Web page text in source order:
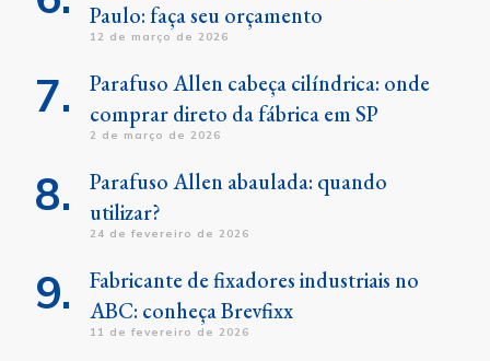
Paulo: faça seu orçamento
12 de março de 2026
Parafuso Allen cabeça cilíndrica: onde
comprar direto da fábrica em SP
2 de março de 2026
Parafuso Allen abaulada: quando
utilizar?
24 de fevereiro de 2026
Fabricante de fixadores industriais no
ABC: conheça Brevfixx
11 de fevereiro de 2026